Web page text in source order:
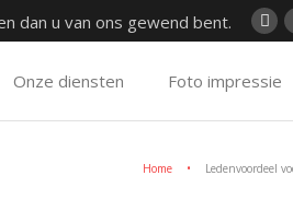
dan u van ons gewend bent.
Onze diensten Foto impressie
Home • Ledenvoordeel